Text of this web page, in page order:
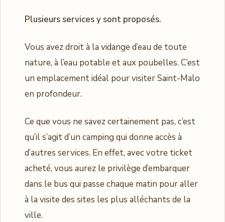
Plusieurs services y sont proposés.
Vous avez droit à la vidange d’eau de toute
nature, à l’eau potable et aux poubelles. C’est
un emplacement idéal pour visiter Saint-Malo
en profondeur.
Ce que vous ne savez certainement pas, c’est
qu’il s’agit d’un camping qui donne accès à
d’autres services. En effet, avec votre ticket
acheté, vous aurez le privilège d’embarquer
dans le bus qui passe chaque matin pour aller
à la visite des sites les plus alléchants de la
ville.